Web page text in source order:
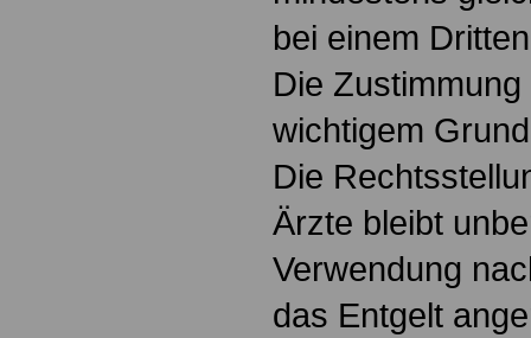
bei einem
Die
wichtigem
Die
Ärzte bleibt
Verwendung
das Entgelt